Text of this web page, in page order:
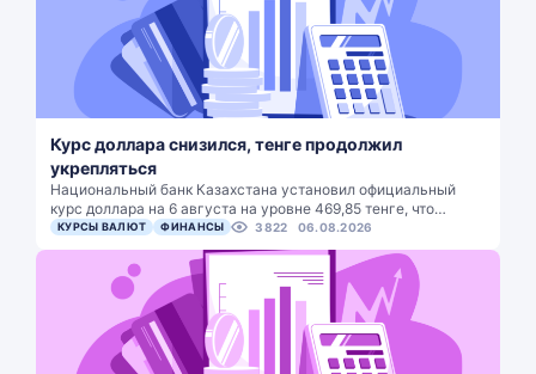
Курс доллара снизился, тенге продолжил
укрепляться
Национальный банк Казахстана установил официальный
курс доллара на 6 августа на уровне 469,85 тенге, что…
КУРСЫ ВАЛЮТ ФИНАНСЫ 3822 06.08.2026